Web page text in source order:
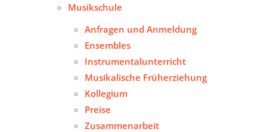
Musikschule
Anfragen und Anmeldung
Ensembles
Instrumentalunterricht
Musikalische Früherziehung
Kollegium
Preise
Zusammenarbeit